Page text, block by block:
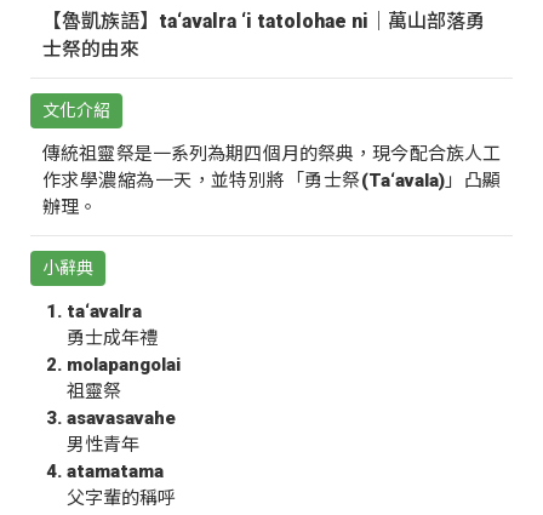
【魯凱族語】ta‘avalra ‘i tatolohae ni｜萬山部落勇
士祭的由來
文化介紹
傳統祖靈祭是一系列為期四個月的祭典，現今配合族人工
作求學濃縮為一天，並特別將「勇士祭(Ta‘avala)」凸顯
辦理。
小辭典
ta‘avalra
勇士成年禮
molapangolai
祖靈祭
asavasavahe
男性青年
atamatama
父字輩的稱呼